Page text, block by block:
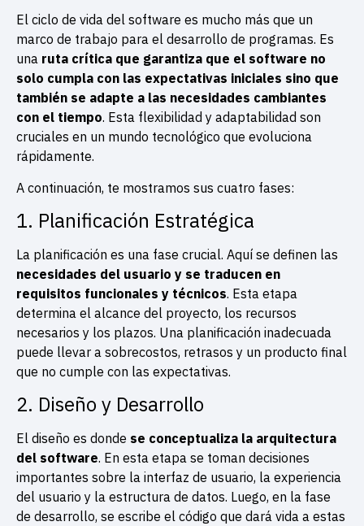
El ciclo de vida del software es mucho más que un
marco de trabajo para el desarrollo de programas. Es
una ruta crítica que garantiza que el software no
solo cumpla con las expectativas iniciales sino que
también se adapte a las necesidades cambiantes
con el tiempo. Esta flexibilidad y adaptabilidad son
cruciales en un mundo tecnológico que evoluciona
rápidamente.
A continuación, te mostramos sus cuatro fases:
1. Planificación Estratégica
La planificación es una fase crucial. Aquí se definen las
necesidades del usuario y se traducen en
requisitos funcionales y técnicos. Esta etapa
determina el alcance del proyecto, los recursos
necesarios y los plazos. Una planificación inadecuada
puede llevar a sobrecostos, retrasos y un producto final
que no cumple con las expectativas.
2. Diseño y Desarrollo
El diseño es donde se conceptualiza la arquitectura
del software. En esta etapa se toman decisiones
importantes sobre la interfaz de usuario, la experiencia
del usuario y la estructura de datos. Luego, en la fase
de desarrollo, se escribe el código que dará vida a estas